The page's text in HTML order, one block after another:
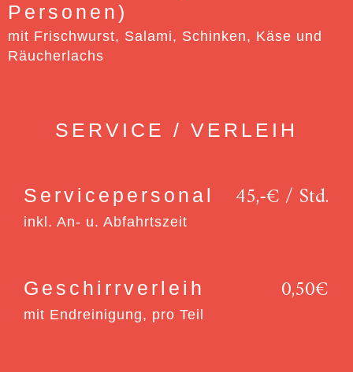
Personen)
mit Frischwurst, Salami, Schinken, Käse und
Räucherlachs
SERVICE / VERLEIH
Service­personal 45,-€ / Std.
inkl. An- u. Abfahrtszeit
Geschirrverleih 0,50€
mit Endreinigung, pro Teil